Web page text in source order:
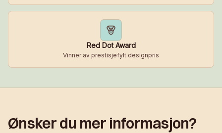
Red Dot Award
Vinner av prestisjefylt designpris
Ønsker du mer informasjon?